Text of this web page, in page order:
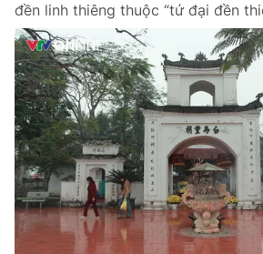
đền linh thiêng thuộc “tứ đại đền